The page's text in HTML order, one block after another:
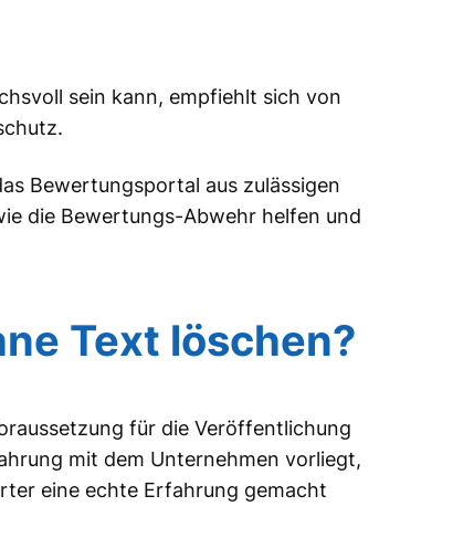
sein kann, empfiehlt sich von
Bewertungsportal aus zulässigen
die Bewertungs-Abwehr helfen und
Text löschen?
für die Veröffentlichung
mit dem Unternehmen vorliegt,
eine echte Erfahrung gemacht